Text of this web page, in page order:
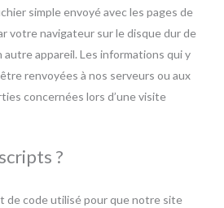
simple envoyé avec les pages de
votre navigateur sur le disque dur de
appareil. Les informations qui y
renvoyées à nos serveurs ou aux
concernées lors d’une visite
?
de code utilisé pour que notre site